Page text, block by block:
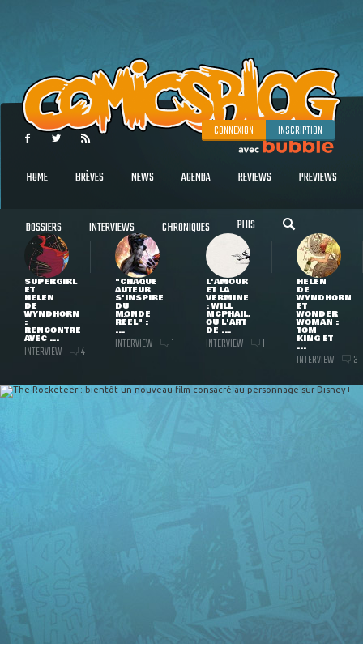
CONNEXION INSCRIPTION
HOME BRÈVES NEWS AGENDA REVIEWS PREVIEWS
DOSSIERS INTERVIEWS CHRONIQUES PLUS
SUPERGIRL
ET
HELEN
DE
WYNDHORN
:
RENCONTRE
AVEC ...
INTERVIEW 4
"CHAQUE
AUTEUR
S'INSPIRE
DU
MONDE
RÉEL" :
...
INTERVIEW 1
L'AMOUR
ET LA
VERMINE
: WILL
MCPHAIL,
OU L'ART
DE ...
INTERVIEW 1
HELEN
DE
WYNDHORN
ET
WONDER
WOMAN :
TOM
KING ET
...
INTERVIEW 3